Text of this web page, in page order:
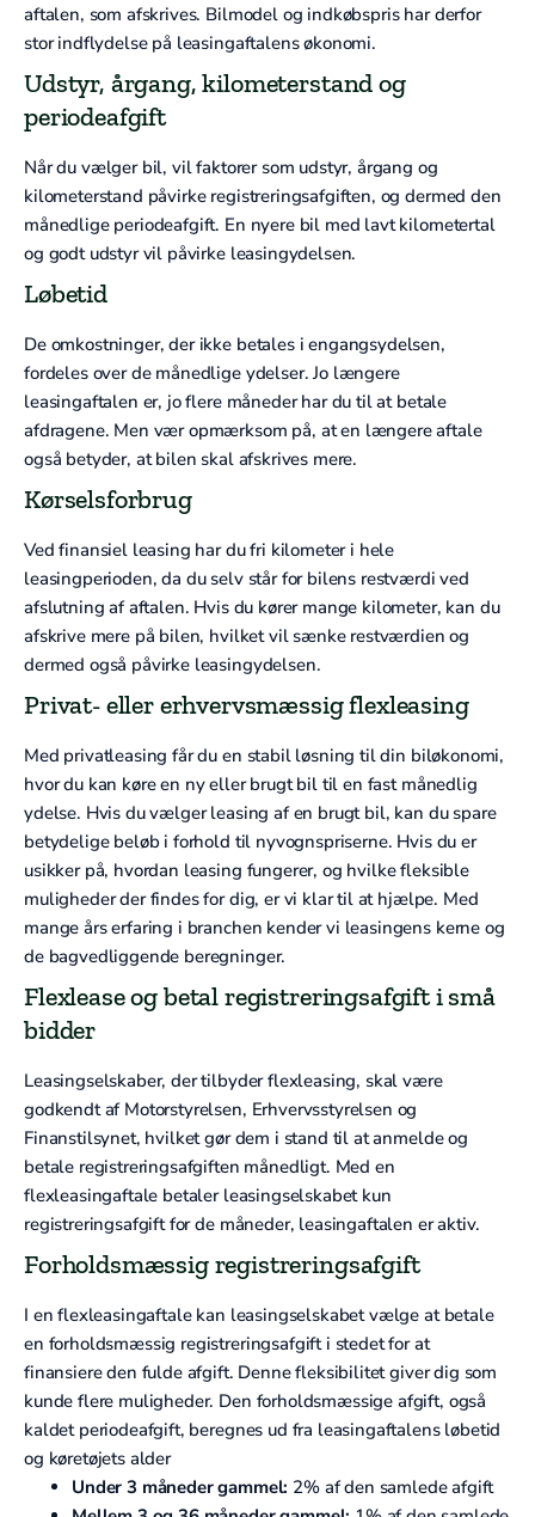
aftalen, som afskrives. Bilmodel og indkøbspris har derfor
stor indflydelse på leasingaftalens økonomi.
Udstyr, årgang, kilometerstand og
periodeafgift
Når du vælger bil, vil faktorer som udstyr, årgang og
kilometerstand påvirke registreringsafgiften, og dermed den
månedlige periodeafgift. En nyere bil med lavt kilometertal
og godt udstyr vil påvirke leasingydelsen.
Løbetid
De omkostninger, der ikke betales i engangsydelsen,
fordeles over de månedlige ydelser. Jo længere
leasingaftalen er, jo flere måneder har du til at betale
afdragene. Men vær opmærksom på, at en længere aftale
også betyder, at bilen skal afskrives mere.
Kørselsforbrug
Ved finansiel leasing har du fri kilometer i hele
leasingperioden, da du selv står for bilens restværdi ved
afslutning af aftalen. Hvis du kører mange kilometer, kan du
afskrive mere på bilen, hvilket vil sænke restværdien og
dermed også påvirke leasingydelsen.
Privat- eller erhvervsmæssig flexleasing
Med privatleasing får du en stabil løsning til din biløkonomi,
hvor du kan køre en ny eller brugt bil til en fast månedlig
ydelse. Hvis du vælger leasing af en brugt bil, kan du spare
betydelige beløb i forhold til nyvognspriserne. Hvis du er
usikker på, hvordan leasing fungerer, og hvilke fleksible
muligheder der findes for dig, er vi klar til at hjælpe. Med
mange års erfaring i branchen kender vi leasingens kerne og
de bagvedliggende beregninger.
Flexlease og betal registreringsafgift i små
bidder
Leasingselskaber, der tilbyder flexleasing, skal være
godkendt af Motorstyrelsen, Erhvervsstyrelsen og
Finanstilsynet, hvilket gør dem i stand til at anmelde og
betale registreringsafgiften månedligt. Med en
flexleasingaftale betaler leasingselskabet kun
registreringsafgift for de måneder, leasingaftalen er aktiv.
Forholdsmæssig registreringsafgift
I en flexleasingaftale kan leasingselskabet vælge at betale
en forholdsmæssig registreringsafgift i stedet for at
finansiere den fulde afgift. Denne fleksibilitet giver dig som
kunde flere muligheder. Den forholdsmæssige afgift, også
kaldet periodeafgift, beregnes ud fra leasingaftalens løbetid
og køretøjets alder
Under 3 måneder gammel: 2% af den samlede afgift